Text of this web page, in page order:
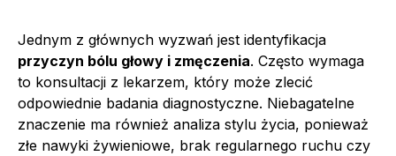
Jednym z głównych wyzwań jest identyfikacja
przyczyn bólu głowy i zmęczenia. Często wymaga
to konsultacji z lekarzem, który może zlecić
odpowiednie badania diagnostyczne. Niebagatelne
znaczenie ma również analiza stylu życia, ponieważ
złe nawyki żywieniowe, brak regularnego ruchu czy